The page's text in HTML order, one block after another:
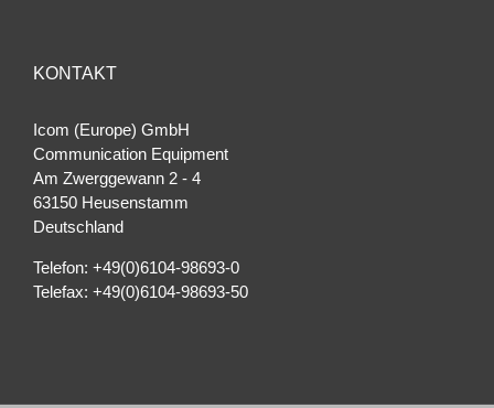
KONTAKT
Icom (Europe) GmbH
Communication Equipment
Am Zwerggewann 2 ‐ 4
63150 Heusenstamm
Deutschland
Telefon: +49(0)6104-98693-0
Telefax: +49(0)6104-98693-50